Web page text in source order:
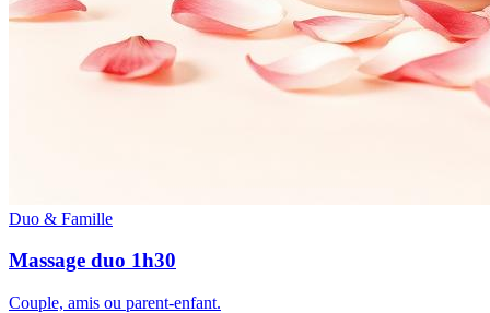
Duo & Famille
Massage duo 1h30
Couple, amis ou parent-enfant.